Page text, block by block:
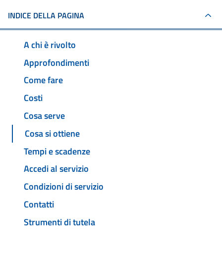
INDICE DELLA PAGINA
A chi è rivolto
Approfondimenti
Come fare
Costi
Cosa serve
Cosa si ottiene
Tempi e scadenze
Accedi al servizio
Condizioni di servizio
Contatti
Strumenti di tutela